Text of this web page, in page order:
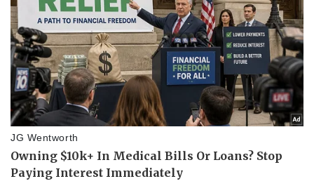
Văn hóa
Sân khấu - Điện ảnh
Văn học
Âm nhạc
Di sản
Giải trí
Nghệ sĩ
Sao Việt